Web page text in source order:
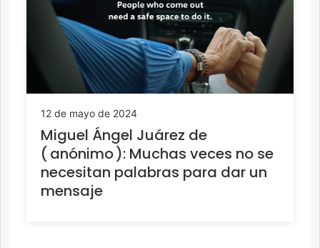
12 de mayo de 2024
Miguel Ángel Juárez de
( anónimo ): Muchas veces no se
necesitan palabras para dar un
mensaje